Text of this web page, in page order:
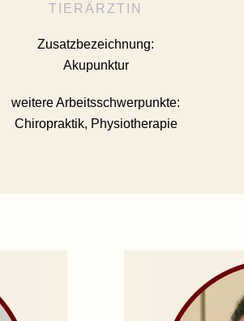
TIERÄRZTIN
Zusatzbezeichnung:
Akupunktur
weitere Arbeitsschwerpunkte:
Chiropraktik, Physiotherapie